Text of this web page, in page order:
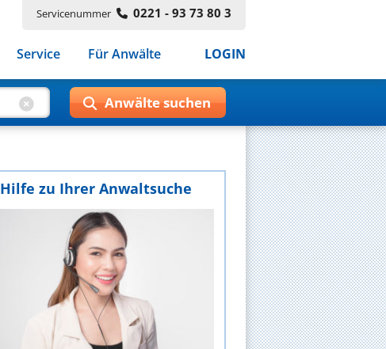
Servicenummer 0221 - 93 73 80 3
Service Für Anwälte LOGIN
Hilfe zu Ihrer Anwaltsuche